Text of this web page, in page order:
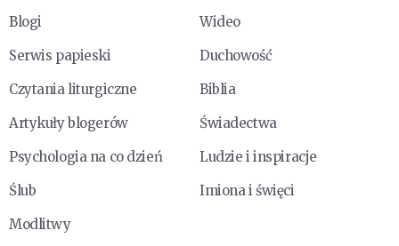
Blogi
Wideo
Serwis papieski
Duchowość
Czytania liturgiczne
Biblia
Artykuły blogerów
Świadectwa
Psychologia na co dzień
Ludzie i inspiracje
Ślub
Imiona i święci
Modlitwy